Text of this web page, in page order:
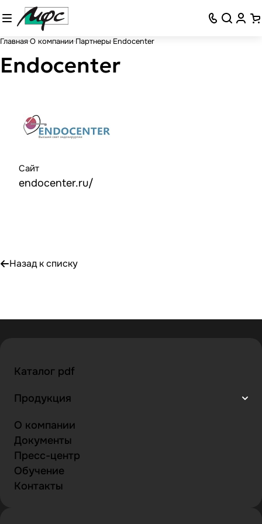
Главная О компании Партнеры Endocenter
Endocenter
Сайт
endocenter.ru/
Назад к списку
Каталог pdf
Продукция
О компании
Документы
Пресс-центр
Обучение
Контакты